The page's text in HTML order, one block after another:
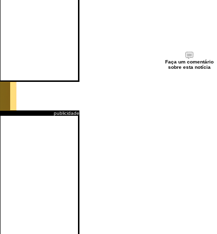
publicidade
Faça um comentário
sobre esta notícia